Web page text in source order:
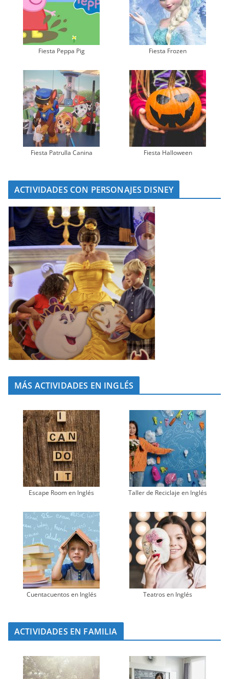
Fiesta Peppa Pig Fiesta Frozen
Fiesta Patrulla Canina Fiesta Halloween
ACTIVIDADES CON PERSONAJES DISNEY
MÁS ACTIVIDADES EN INGLÉS
Escape Room en Inglés Taller de Reciclaje en Inglés
Cuentacuentos en Inglés Teatros en Inglés
ACTIVIDADES EN FAMILIA